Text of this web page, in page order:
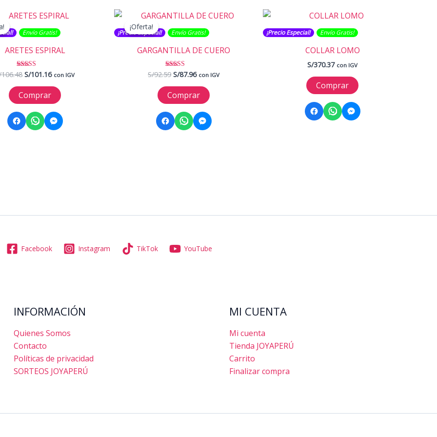
Envío Gratis​​​!
ARETES ESPIRAL
Valorado con
de 5
106.48 El
original
era:
S/101.16El
actual
es:
con IGV
Comprar
¡Oferta!
¡Precio Especial! Envío Gratis​​​!
¡Oferta!
GARGANTILLA DE CUERO
Valorado con
de 5
S/92.59 El
original
era:
S/87.96El
actual
es:
con IGV
Comprar
¡Precio Especial! Envío Gratis​​​!
COLLAR LOMO
S/370.37 con IGV
Comprar
Facebook Instagram TikTok YouTube
INFORMACIÓN
Quienes Somos
Contacto
Políticas de privacidad
SORTEOS JOYAPERÚ
MI CUENTA
Mi cuenta
Tienda JOYAPERÚ
Carrito
Finalizar compra